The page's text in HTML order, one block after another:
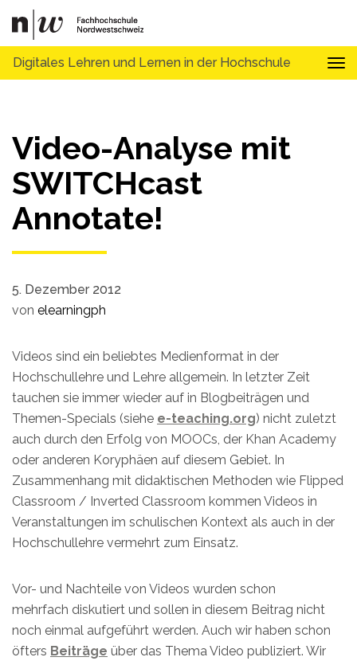
Digitales Lehren und Lernen in der Hochschule
Video-Analyse mit
SWITCHcast
Annotate!
5. Dezember 2012
von elearningph
Videos sind ein beliebtes Medienformat in der
Hochschullehre und Lehre allgemein. In letzter Zeit
tauchen sie immer wieder auf in Blogbeiträgen und
Themen-Specials (siehe e-teaching.org) nicht zuletzt
auch durch den Erfolg von MOOCs, der Khan Academy
oder anderen Koryphäen auf diesem Gebiet. In
Zusammenhang mit didaktischen Methoden wie Flipped
Classroom / Inverted Classroom kommen Videos in
Veranstaltungen im schulischen Kontext als auch in der
Hochschullehre vermehrt zum Einsatz.
Vor- und Nachteile von Videos wurden schon
mehrfach diskutiert und sollen in diesem Beitrag nicht
noch einmal aufgeführt werden. Auch wir haben schon
öfters Beiträge über das Thema Video publiziert. Wir